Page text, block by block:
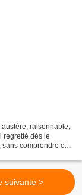
raisonnable,
regretté dès le
comprendre cet
suivante >